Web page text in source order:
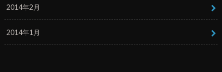
2014年2月
2014年1月